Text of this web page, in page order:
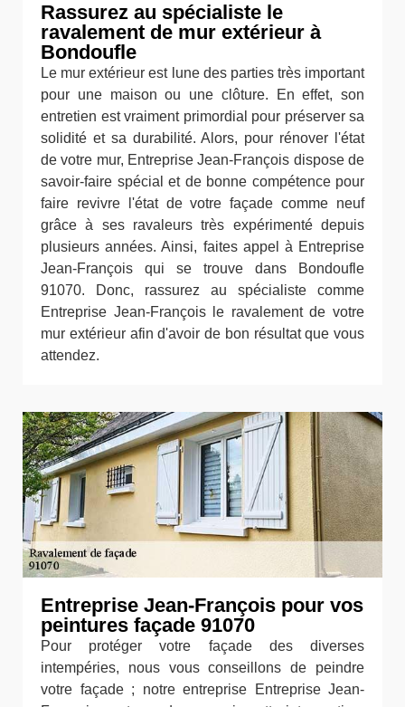
Rassurez au spécialiste le
ravalement de mur extérieur à
Bondoufle
Le mur extérieur est lune des parties très important
pour une maison ou une clôture. En effet, son
entretien est vraiment primordial pour préserver sa
solidité et sa durabilité. Alors, pour rénover l'état
de votre mur, Entreprise Jean-François dispose de
savoir-faire spécial et de bonne compétence pour
faire revivre l'état de votre façade comme neuf
grâce à ses ravaleurs très expérimenté depuis
plusieurs années. Ainsi, faites appel à Entreprise
Jean-François qui se trouve dans Bondoufle
91070. Donc, rassurez au spécialiste comme
Entreprise Jean-François le ravalement de votre
mur extérieur afin d'avoir de bon résultat que vous
attendez.
Entreprise Jean-François pour vos
peintures façade 91070
Pour protéger votre façade des diverses
intempéries, nous vous conseillons de peindre
votre façade ; notre entreprise Entreprise Jean-